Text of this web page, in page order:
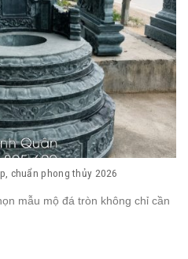
chuẩn phong thủy 2026
mẫu mộ đá tròn không chỉ cần